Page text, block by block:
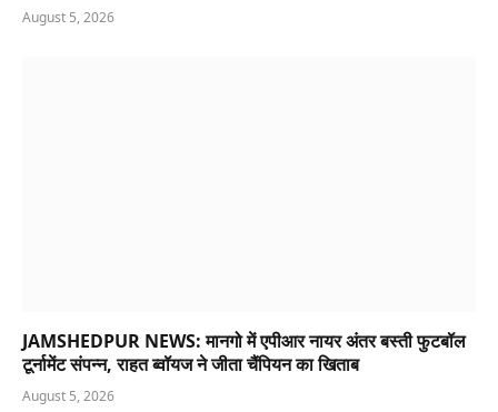
August 5, 2026
JAMSHEDPUR NEWS: मानगो में एपीआर नायर अंतर बस्ती फुटबॉल
टूर्नामेंट संपन्न, राहत ब्वॉयज ने जीता चैंपियन का खिताब
August 5, 2026